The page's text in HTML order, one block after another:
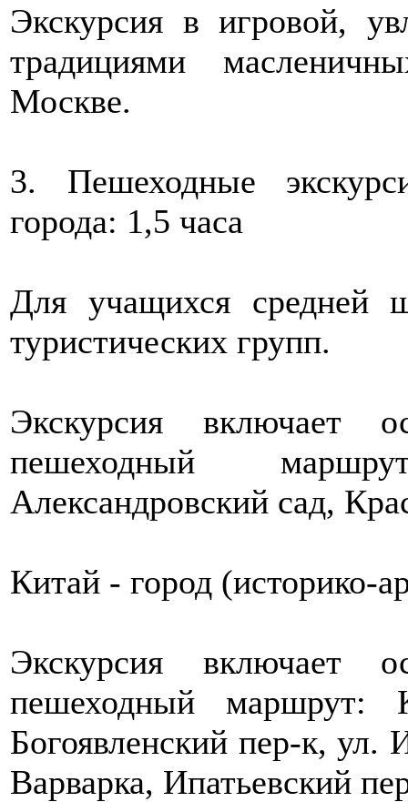
Экскурсия в игровой,
традициями
Москве.
3. Пешеходные
города: 1,5 часа
Для учащихся средней
туристических групп.
Экскурсия включает
пешеходный
Александровский сад,
Китай - город (историко-
Экскурсия включает
пешеходный маршрут:
Богоявленский пер-к, ул.
Варварка, Ипатьевский